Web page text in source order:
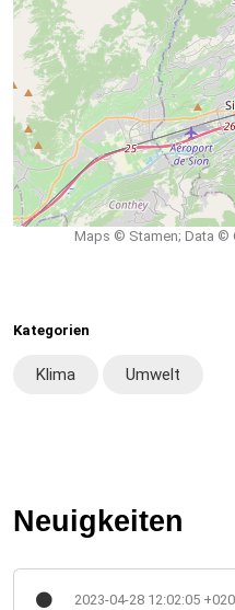
Maps © Stamen; Data ©
Kategorien
Klima Umwelt
Neuigkeiten
2023-04-28 12:02:05